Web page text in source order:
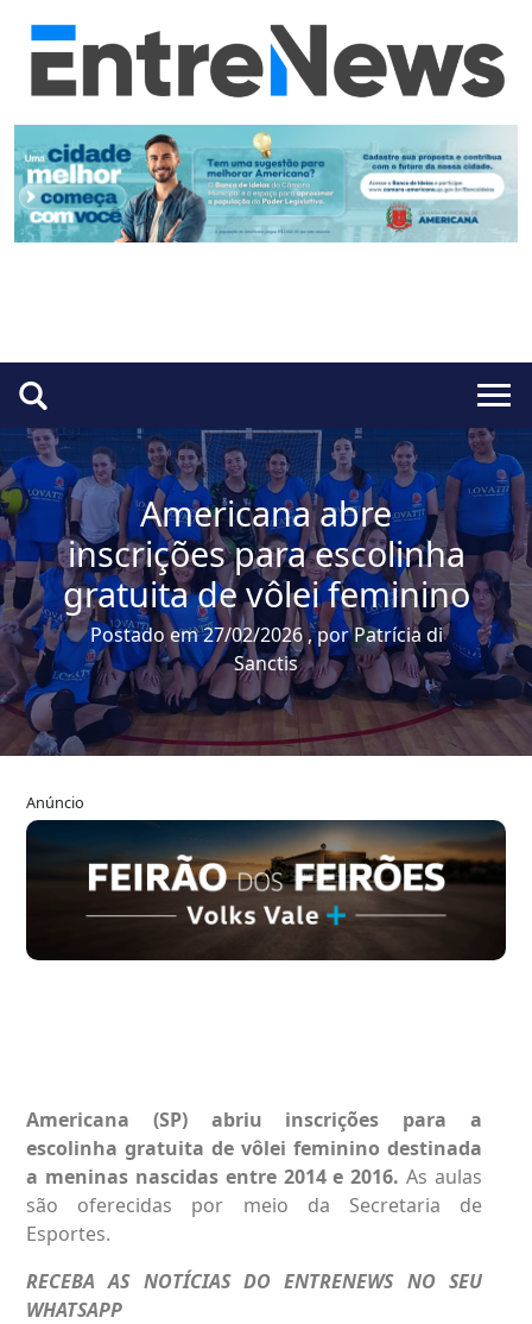
Americana abre
inscrições para escolinha
gratuita de vôlei feminino
Postado em 27/02/2026 , por Patrícia di
Sanctis
Anúncio
Americana (SP) abriu inscrições para a
escolinha gratuita de vôlei feminino destinada
a meninas nascidas entre 2014 e 2016. As aulas
são oferecidas por meio da Secretaria de
Esportes.
RECEBA AS NOTÍCIAS DO ENTRENEWS NO SEU
WHATSAPP